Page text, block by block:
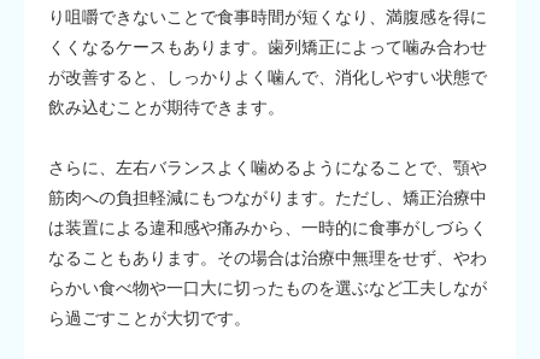
り咀嚼できないことで食事時間が短くなり、満腹感を得に
くくなるケースもあります。歯列矯正によって噛み合わせ
が改善すると、しっかりよく噛んで、消化しやすい状態で
飲み込むことが期待できます。
さらに、左右バランスよく噛めるようになることで、顎や
筋肉への負担軽減にもつながります。ただし、矯正治療中
は装置による違和感や痛みから、一時的に食事がしづらく
なることもあります。その場合は治療中無理をせず、やわ
らかい食べ物や一口大に切ったものを選ぶなど工夫しなが
ら過ごすことが大切です。